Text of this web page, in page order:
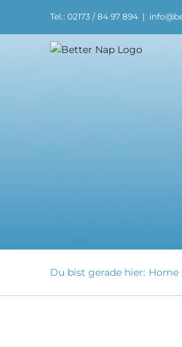
Tel.: 02173 / 84 97 894 |
Du bist gerade hier: Home